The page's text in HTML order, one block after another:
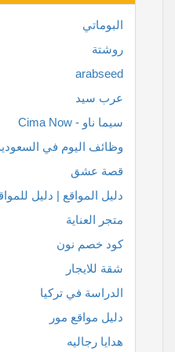
البوماتي
روشتة
arabseed
عرب سيد
سيما ناو - Cima Now
وظائف اليوم في
قصة عشق
دليل المواقع | دليل
متجر العناية
كود خصم نون
شقة للايجار
الدراسة في تركيا
دليل مواقع مور
هدايا رجاليه